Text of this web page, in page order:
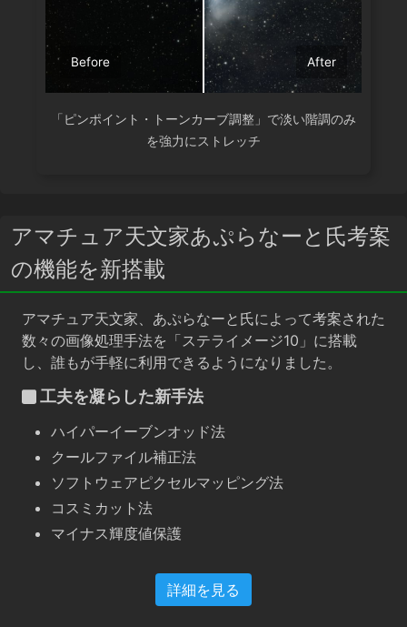
Before After
「ピンポイント・トーンカーブ調整」で淡い階調のみ
を強力にストレッチ
アマチュア天文家あぷらなーと氏考案
の機能を新搭載
アマチュア天文家、あぷらなーと氏によって考案された
数々の画像処理手法を「ステライメージ10」に搭載
し、誰もが手軽に利用できるようになりました。
工夫を凝らした新手法
ハイパーイーブンオッド法
クールファイル補正法
ソフトウェアピクセルマッピング法
コスミカット法
マイナス輝度値保護
詳細を見る